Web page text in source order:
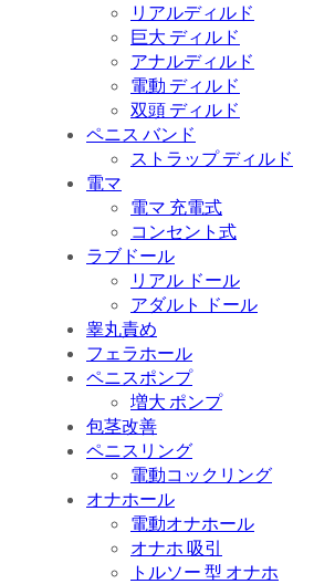
リアルディルド
巨大 ディルド
アナルディルド
電動 ディルド
双頭 ディルド
ペニス バンド
ストラップ ディルド
電マ
電マ 充電式
コンセント式
ラブドール
リアル ドール
アダルト ドール
睾丸責め
フェラホール
ペニスポンプ
増大 ポンプ
包茎改善
ペニスリング
電動コックリング
オナホール
電動オナホール
オナホ 吸引
トルソー 型 オナホ